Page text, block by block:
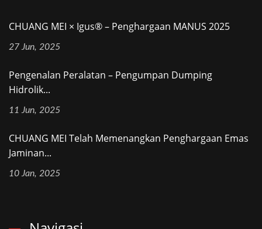
CHUANG MEI × Igus® – Penghargaan MANUS 2025
27 Jun, 2025
Pengenalan Peralatan – Pengumpan Dumping
Hidrolik...
11 Jun, 2025
CHUANG MEI Telah Memenangkan Penghargaan Emas
Jaminan...
10 Jan, 2025